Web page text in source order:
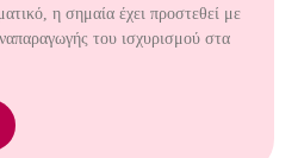
η σημαία έχει προστεθεί με